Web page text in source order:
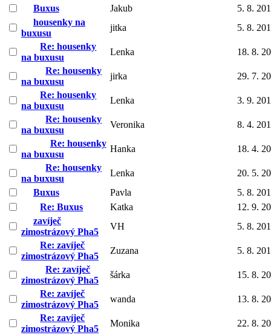
Buxus
Jakub
5. 8.
housenky na
buxusu
jitka
5. 8.
Re: housenky
na buxusu
Lenka
18. 8.
Re: housenky
na buxusu
jirka
29. 7.
Re: housenky
na buxusu
Lenka
3. 9.
Re: housenky
na buxusu
Veronika
8. 4.
Re: housenky
na buxusu
Hanka
18. 4.
Re: housenky
na buxusu
Lenka
20. 5.
Buxus
Pavla
5. 8.
Re: Buxus
Katka
12. 9.
zavíječ
zimostrázový Pha5
VH
5. 8.
Re: zavíječ
zimostrázový Pha5
Zuzana
5. 8.
Re: zavíječ
zimostrázový Pha5
šárka
15. 8.
Re: zavíječ
zimostrázový Pha5
wanda
13. 8.
Re: zavíječ
zimostrázový Pha5
Monika
22. 8.